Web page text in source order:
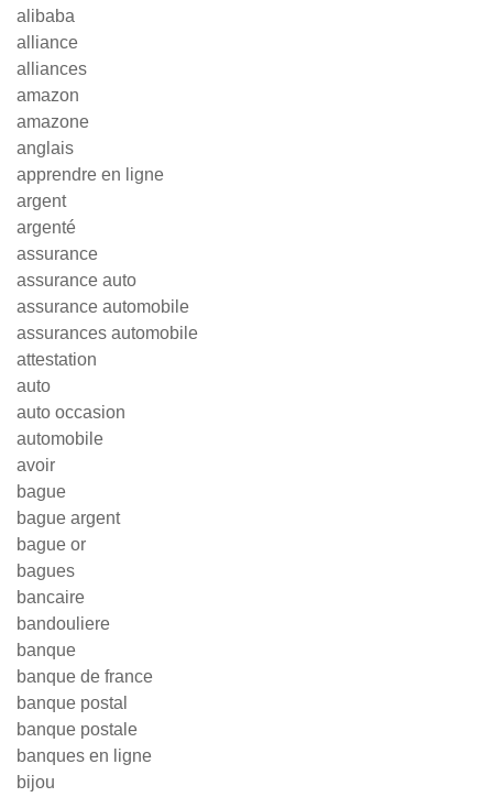
alibaba
alliance
alliances
amazon
amazone
anglais
apprendre en ligne
argent
argenté
assurance
assurance auto
assurance automobile
assurances automobile
attestation
auto
auto occasion
automobile
avoir
bague
bague argent
bague or
bagues
bancaire
bandouliere
banque
banque de france
banque postal
banque postale
banques en ligne
bijou